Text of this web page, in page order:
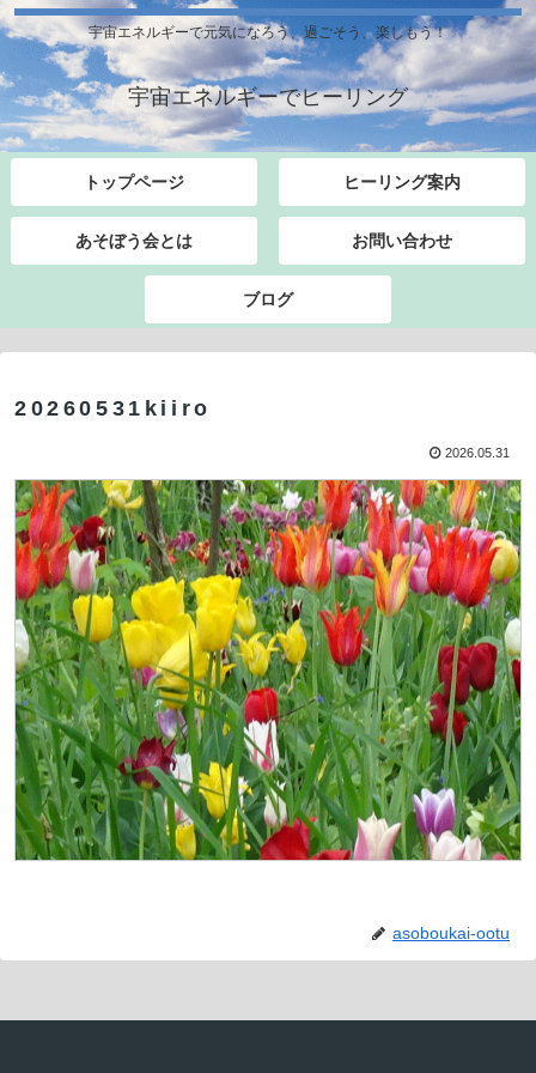
宇宙エネルギーで元気になろう、過ごそう、楽しもう！
宇宙エネルギーでヒーリング
トップページ ヒーリング案内
あそぼう会とは お問い合わせ
ブログ
20260531kiiro
2026.05.31
asoboukai-ootu